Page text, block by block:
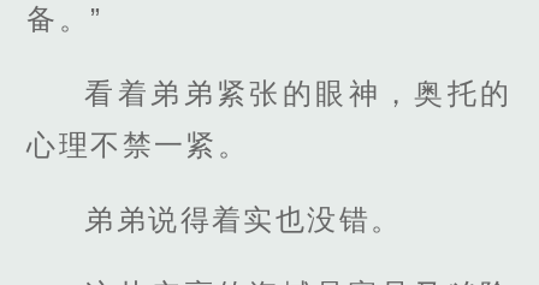
备。”
看着弟弟紧张的眼神，奥托的
心理不禁一紧。
弟弟说得着实也没错。